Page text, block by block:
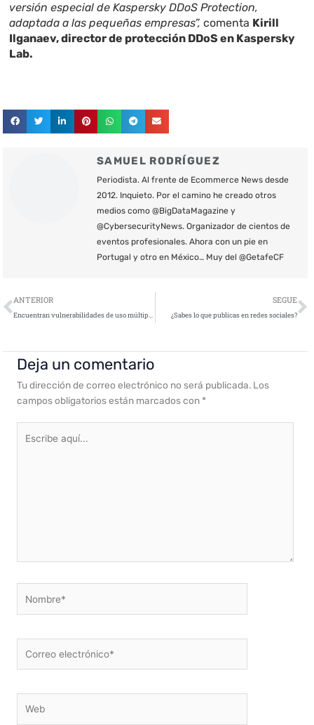
versión especial de Kaspersky DDoS Protection,
adaptada a las pequeñas empresas”,comenta Kirill
Ilganaev, director de protección DDoS en Kaspersky
Lab.
SAMUEL RODRÍGUEZ
Periodista. Al frente de Ecommerce News desde
2012. Inquieto. Por el camino he creado otros
medios como @BigDataMagazine y
@CybersecurityNews. Organizador de cientos de
eventos profesionales. Ahora con un pie en
Portugal y otro en México… Muy del @GetafeCF
Ant
ANTERIOR
Encuentran vulnerabilidades de uso múltiple en Microsoft Word
SEGUE
¿Sabes lo que publicas en redes sociales?
Deja un comentario
Tu dirección de correo electrónico no será publicada. Los
campos obligatorios están marcados con *
aquí...
electrónico*